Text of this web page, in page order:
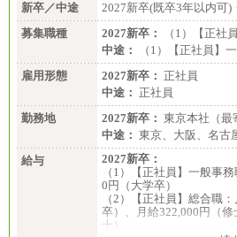
新卒／中途
2027新卒(既卒3年以内可)
募集職種
2027新卒：
（1）【正社
中途：
（1）【正社員】
雇用形態
2027新卒： 正社員
中途： 正社員
勤務地
2027新卒： 東京本社（
中途： 東京、大阪、名古
給与
2027新卒：
（1）【正社員】一般事
0円（大学卒）
（2）【正社員】総合職
卒）、月給322,000円（
士）